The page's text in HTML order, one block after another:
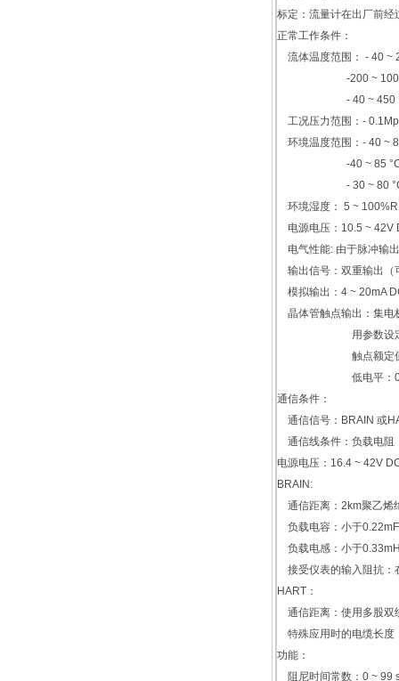
标定：流量计在出厂前经
正常工作条件：
流体温度范围： - 40 ~
-200 ~ 100 °C
- 40 ~ 450 °C
工况压力范围：-
环境温度范围：- 40 ~
-40 ~ 85 °C （
- 30 ~ 80 °C （
环境湿度： 5 ~
电源电压：10.5 ~ 42V
电气性能: 由于脉冲输
输出信号：双重输出（
模拟输出：4 ~ 20mA
晶体管触点输出：集电
用参数设定来选
触点额定值：
低电平：0 ~
通信条件：
通信信号：BRAIN 或
通信线条件：负载电阻
电源电压：16.4 ~ 42V
BRAIN:
通信距离：2km聚乙烯
负载电容：小于
负载电感：小于
接受仪表的输入阻抗：
HART：
通信距离：使用多股双
特殊应用时的电缆长度
功能：
阻尼时间常数：0 ~ 99